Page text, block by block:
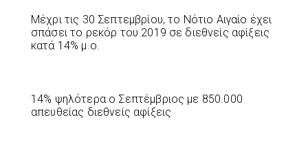
Μέχρι τις 30 Σεπτεμβρίου, το Νότιο Αιγαίο έχει
σπάσει το ρεκόρ του 2019 σε διεθνείς αφίξεις
κατά 14% μ.ο.
14% ψηλότερα ο Σεπτέμβριος με 850.000
απευθείας διεθνείς αφίξεις